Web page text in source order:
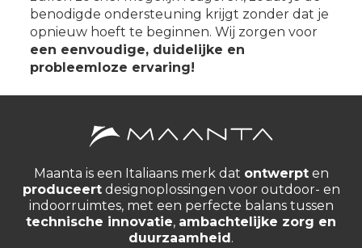
benodigde ondersteuning krijgt zonder dat je
opnieuw hoeft te beginnen. Wij zorgen voor
een eenvoudige, duidelijke en
probleemloze ervaring!
Maanta is een Italiaans merk dat ontwerpten
produceertdesignoplossingen voor outdoor- en
indoorruimtes, met een perfecte balans tussen
technische innovatie, ambachtelijke zorg en
duurzaamheid.